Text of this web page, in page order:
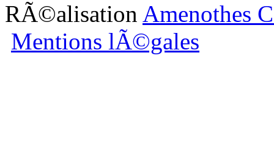
RÃ©alisation Amenothes
Mentions lÃ©gales